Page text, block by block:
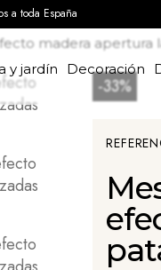
a toda España
y jardín Decoración
madera apertura
-33%